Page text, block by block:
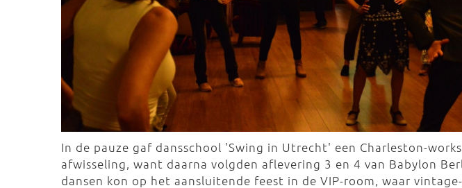
In de pauze gaf dansschool 'Swing in Utrecht' een Charleston-
afwisseling, want daarna volgden aflevering 3 en 4 van Babylon
dansen kon op het aansluitende feest in de VIP-room, waar